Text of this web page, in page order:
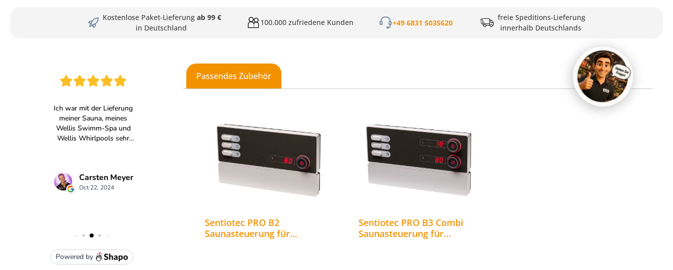
Kostenlose Paket-Lieferung ab 99 €
in Deutschland
100.000 zufriedene Kunden +49 6831 5035620
freie Speditions-Lieferung
innerhalb Deutschlands
Passendes Zubehör
Sentiotec PRO B2
Saunasteuerung für
Sentiotec PRO B3 Combi
Saunasteuerung für